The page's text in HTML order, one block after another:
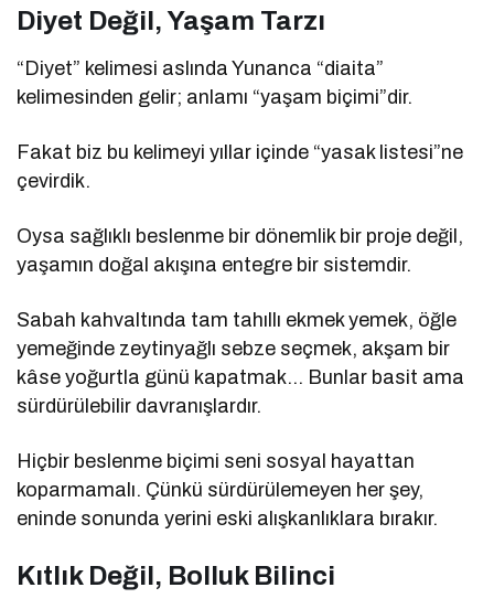
Diyet Değil, Yaşam Tarzı
“Diyet” kelimesi aslında Yunanca “diaita”
kelimesinden gelir; anlamı “yaşam biçimi”dir.
Fakat biz bu kelimeyi yıllar içinde “yasak listesi”ne
çevirdik.
Oysa sağlıklı beslenme bir dönemlik bir proje değil,
yaşamın doğal akışına entegre bir sistemdir.
Sabah kahvaltında tam tahıllı ekmek yemek, öğle
yemeğinde zeytinyağlı sebze seçmek, akşam bir
kâse yoğurtla günü kapatmak… Bunlar basit ama
sürdürülebilir davranışlardır.
Hiçbir beslenme biçimi seni sosyal hayattan
koparmamalı. Çünkü sürdürülemeyen her şey,
eninde sonunda yerini eski alışkanlıklara bırakır.
Kıtlık Değil, Bolluk Bilinci